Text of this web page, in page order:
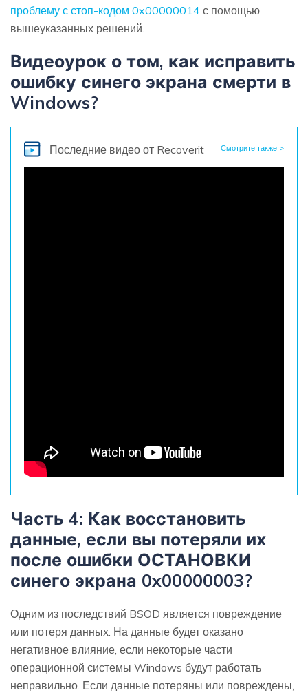
проблему с стоп-кодом 0x00000014 с помощью
вышеуказанных решений.
Видеоурок о том, как исправить
ошибку синего экрана смерти в
Windows?
Последние видео от Recoverit Смотрите также >
Часть 4: Как восстановить
данные, если вы потеряли их
после ошибки ОСТАНОВКИ
синего экрана 0x00000003?
Одним из последствий BSOD является повреждение
или потеря данных. На данные будет оказано
негативное влияние, если некоторые части
операционной системы Windows будут работать
неправильно. Если данные потеряны или повреждены,